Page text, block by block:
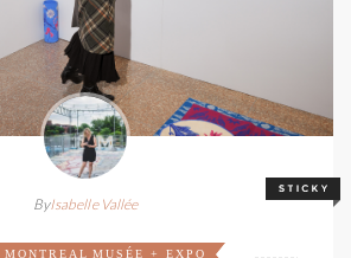
ByIsabelle Vallée
MONTREAL MUSÉE + EXPO